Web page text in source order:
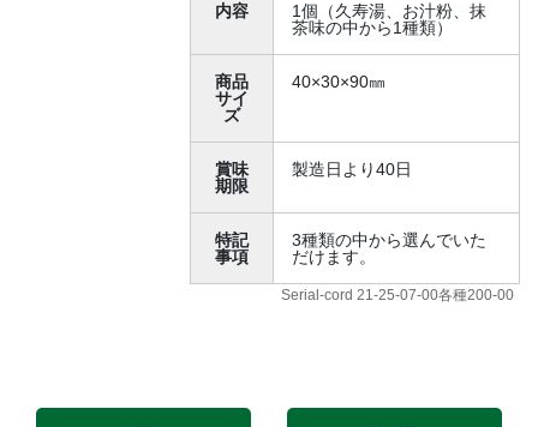
内容
1個（久寿湯、お汁粉、抹
茶味の中から1種類）
商品
サイ
ズ
40×30×90㎜
賞味
期限
製造日より40日
特記
事項
3種類の中から選んでいた
だけます。
Serial-cord 21-25-07-00各種200-00